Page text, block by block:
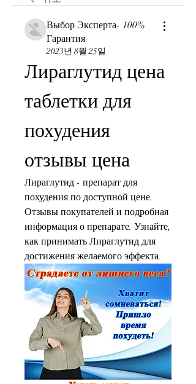
Выбор Эксперта- 100%
Гарантия
2023년 8월 25일
Лираглутид цена
таблетки для
похудения
отзывы цена
Лираглутид - препарат для
похудения по доступной цене.
Отзывы покупателей и подробная
информация о препарате. Узнайте,
как принимать Лираглутид для
достижения желаемого эффекта.